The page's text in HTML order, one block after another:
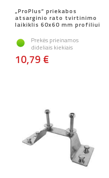
„ProPlus“ priekabos
atsarginio rato tvirtinimo
laikiklis 60x60 mm profiliui
Prekės prieinamos
dideliais kiekiais
10,79 €